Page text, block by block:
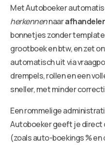
Met Autoboeker
herkennennaar
bonnetjes zonder
grootboek en btw, en zet
automatisch uit via
drempels, rollen en een
sneller, met minder
Een rommelige
Autoboeker geeft je direct
(zoals auto-boekings %